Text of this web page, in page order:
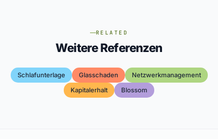
RELATED
Weitere Referenzen
Schlafunterlage Glasschaden
Netzwerkmanagement
Kapitalerhalt
Blossom